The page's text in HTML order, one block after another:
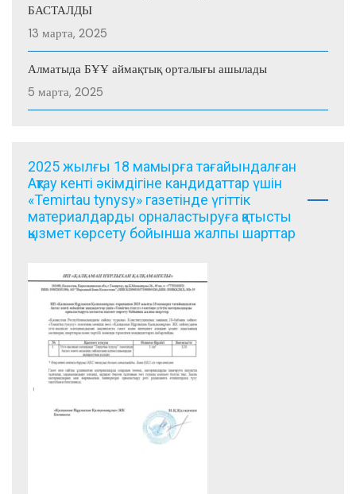
БАСТАЛДЫ
13 марта, 2025
Алматыда БҰҰ аймақтық орталығы ашылады
5 марта, 2025
2025 жылғы 18 мамырға тағайындалған
Ақтау кенті әкімдігіне кандидаттар үшін
«Temirtau tynysy» газетінде үгіттік
материалдарды орналастыруға қатысты
қызмет көрсету бойынша жалпы шарттар